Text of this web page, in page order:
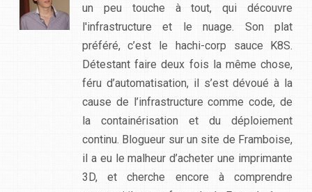
un peu touche à tout, qui découvre
l'infrastructure et le nuage. Son plat
préféré, c’est le hachi-corp sauce K8S.
Détestant faire deux fois la même chose,
féru d’automatisation, il s’est dévoué à la
cause de l’infrastructure comme code, de
la containérisation et du déploiement
continu. Blogueur sur un site de Framboise,
il a eu le malheur d’acheter une imprimante
3D, et cherche encore à comprendre